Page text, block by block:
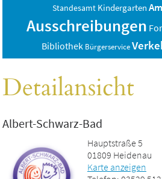
Standesamt Kindergarten
Ausschreibungen
Bibliothek Bürgerservice
Detailansicht
Albert-Schwarz-Bad
Hauptstraße 5
01809 Heidenau
Karte anzeigen